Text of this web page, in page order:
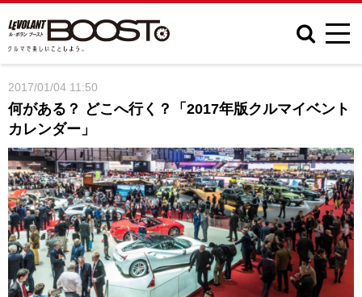
2017/01/04 11:50
何がある？ どこへ行く？「2017年版クルマイベント
カレンダー」